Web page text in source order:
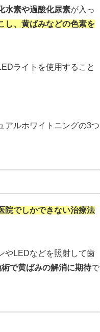
水素や過酸化尿素が入っ
し、黄ばみなどの色素を
ライトを使用すること
アルホワイトニングの3つ
院でしかできない治療法
やLEDなどを照射して歯
で黄ばみの解消に期待で